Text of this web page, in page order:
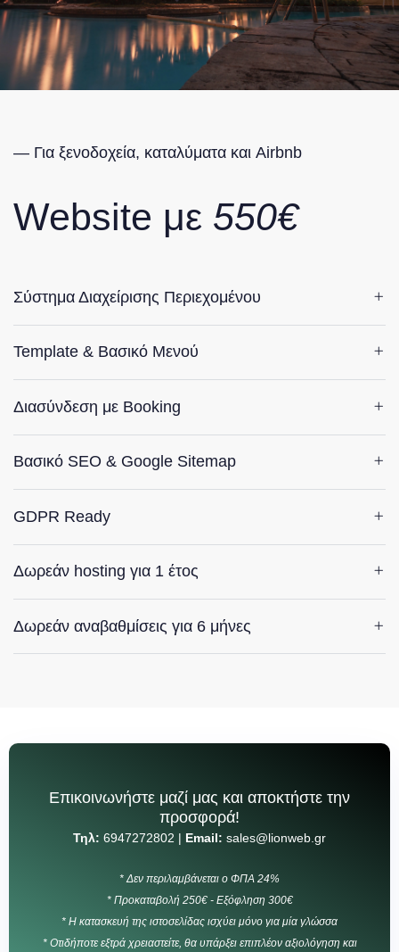
— Για ξενοδοχεία, καταλύματα και Airbnb
Website με 550€
Σύστημα Διαχείρισης Περιεχομένου
Template & Βασικό Μενού
Διασύνδεση με Booking
Βασικό SEO & Google Sitemap
GDPR Ready
Δωρεάν hosting για 1 έτος
Δωρεάν αναβαθμίσεις για 6 μήνες
Επικοινωνήστε μαζί μας και αποκτήστε την
προσφορά!
Τηλ: 6947272802 | Email: sales@lionweb.gr
* Δεν περιλαμβάνεται ο ΦΠΑ 24%
* Προκαταβολή 250€ - Εξόφληση 300€
* Η κατασκευή της ιστοσελίδας ισχύει μόνο για μία γλώσσα
* Οτιδήποτε εξτρά χρειαστείτε, θα υπάρξει επιπλέον αξιολόγηση και